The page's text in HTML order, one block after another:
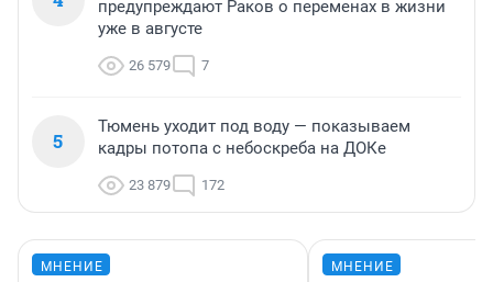
предупреждают Раков о переменах в жизни
уже в августе
26 579 7
5
Тюмень уходит под воду — показываем
кадры потопа с небоскреба на ДОКе
23 879 172
МНЕНИЕ МНЕНИЕ